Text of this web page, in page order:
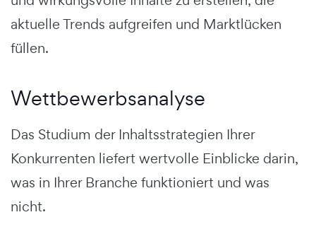
aktuelle Trends aufgreifen und Marktlücken
füllen.
Wettbewerbsanalyse
Das Studium der Inhaltsstrategien Ihrer
Konkurrenten liefert wertvolle Einblicke darin,
was in Ihrer Branche funktioniert und was
nicht.